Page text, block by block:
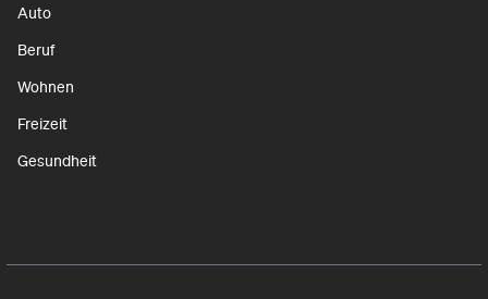
Auto
Beruf
Wohnen
Freizeit
Gesundheit